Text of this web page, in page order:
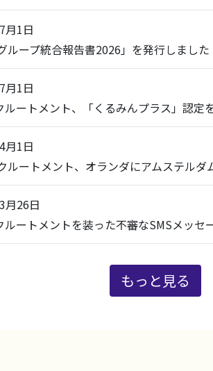
月1日
ループ統合報告書2026」を発行しました
月1日
ルートメント、「くるみんプラス」認定
月1日
ルートメント、オランダにアムステルダ
月26日
ルートメントを装った不審なSMSメッセ
もっと見る